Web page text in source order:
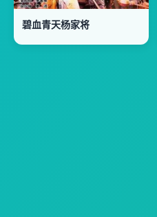
碧血青天杨家将